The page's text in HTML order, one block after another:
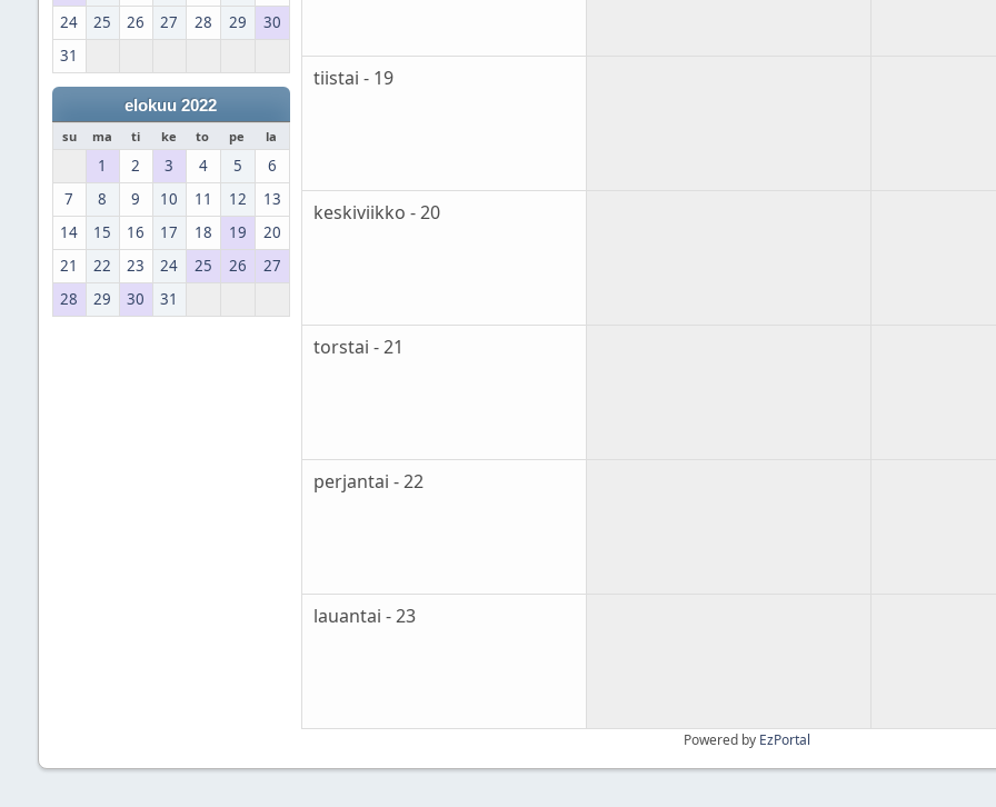
24
25 26 27 28 29
30
31
elokuu 2022
su ma ti ke to pe la
1 2 3 4 5
6
7
8 9 10 11 12
13
14
15 16 17 18 19
20
21
22 23 24 25 26
27
28
29 30 31
tiistai - 19
keskiviikko - 20
torstai - 21
perjantai - 22
lauantai - 23
Powered by EzPortal